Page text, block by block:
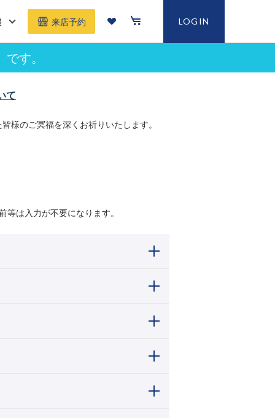
来店予約 LOGIN
す。
て
様のご冥福を深くお祈りいたします。
は入力が不要になります。